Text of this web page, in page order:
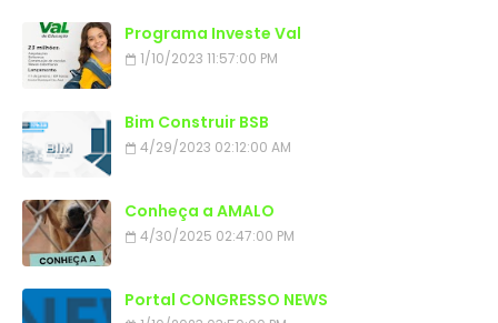
Programa Investe Val
1/10/2023 11:57:00 PM
Bim Construir BSB
4/29/2023 02:12:00 AM
Conheça a AMALO
4/30/2025 02:47:00 PM
Portal CONGRESSO NEWS